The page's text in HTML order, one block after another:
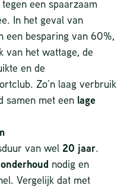
tegen een spaarzaam
In het geval van
een besparing van 60%,
van het wattage, de
en de
Zo’n laag verbruik
samen met een lage
van wel 20 jaar.
nodig en
Vergelijk dat met